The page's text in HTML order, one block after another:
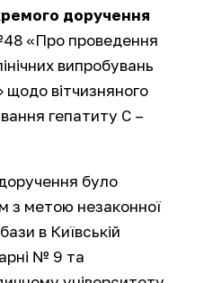
доручення
«Про проведення
випробувань
щодо вітчизняного
гепатиту С –
було
з метою незаконної
в Київській
№ 9 та